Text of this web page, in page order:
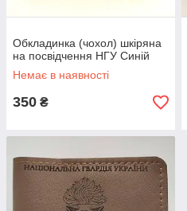
Обкладинка (чохол) шкіряна
на посвідчення НГУ Синій
Немає в наявності
350 ₴